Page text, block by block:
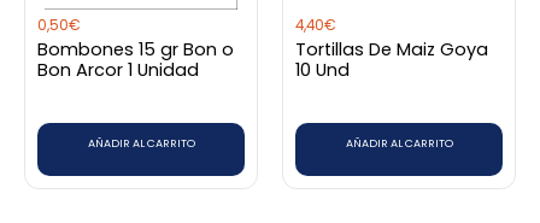
0,50€
Bombones 15 gr Bon o
Bon Arcor 1 Unidad
AÑADIR AL CARRITO
4,40€
Tortillas De Maiz Goya
10 Und
AÑADIR AL CARRITO